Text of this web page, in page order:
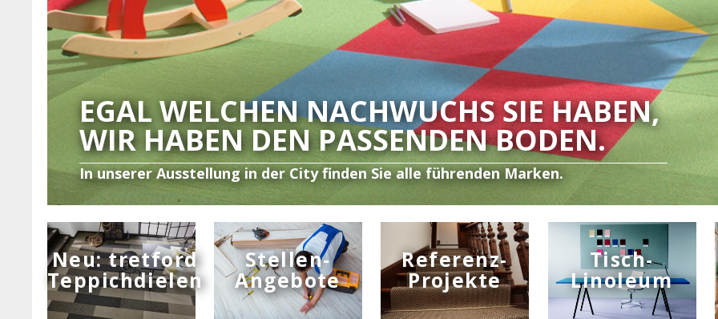
Parkett schleifen
Schleifangebot
Linoleum
Teppichboden
Laminat
Unsere Marken
Raffrollos
Vertikale
Flächenvorhänge
EGAL WELCHEN NACHWUCHS SIE HABEN,
WIR HABEN DEN PASSENDEN BODEN.
In unserer Ausstellung in der City finden Sie alle führenden Marken.
Neu: tretford
Teppichdielen
Stellen-
Angebote
Referenz-
Projekte
Tisch-
Linoleum